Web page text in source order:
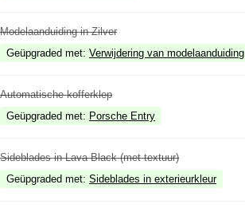
Modelaanduiding in Zilver
Geüpgraded met: Verwijdering van modelaanduiding
Automatische kofferklep
Geüpgraded met: Porsche Entry
Sideblades in Lava Black (met textuur)
Geüpgraded met: Sideblades in exterieurkleur